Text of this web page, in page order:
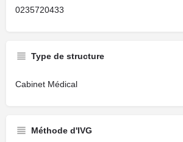
0235720433
Type de structure
Cabinet Médical
Méthode d'IVG